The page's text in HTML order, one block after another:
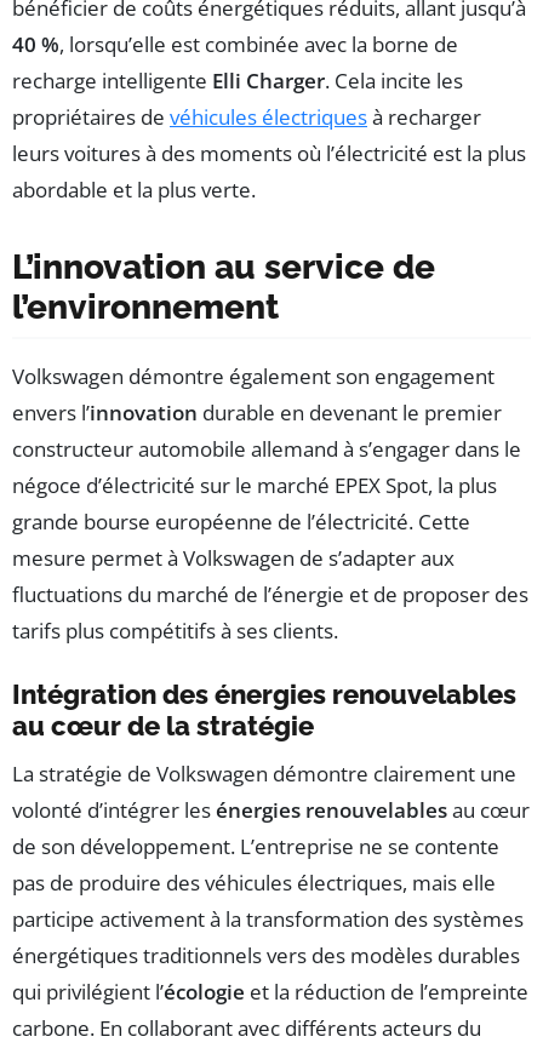
bénéficier de coûts énergétiques réduits, allant jusqu’à
40 %, lorsqu’elle est combinée avec la borne de
recharge intelligente Elli Charger. Cela incite les
propriétaires de véhicules électriquesà recharger
leurs voitures à des moments où l’électricité est la plus
abordable et la plus verte.
L’innovation au service de
l’environnement
Volkswagen démontre également son engagement
envers l’innovation durable en devenant le premier
constructeur automobile allemand à s’engager dans le
négoce d’électricité sur le marché EPEX Spot, la plus
grande bourse européenne de l’électricité. Cette
mesure permet à Volkswagen de s’adapter aux
fluctuations du marché de l’énergie et de proposer des
tarifs plus compétitifs à ses clients.
Intégration des énergies renouvelables
au cœur de la stratégie
La stratégie de Volkswagen démontre clairement une
volonté d’intégrer lesénergies renouvelablesau cœur
de son développement. L’entreprise ne se contente
pas de produire des véhicules électriques, mais elle
participe activement à la transformation des systèmes
énergétiques traditionnels vers des modèles durables
qui privilégient l’écologie et la réduction de l’empreinte
carbone. En collaborant avec différents acteurs du